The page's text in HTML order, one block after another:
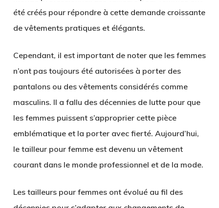
été créés pour répondre à cette demande croissante
de vêtements pratiques et élégants.
Cependant, il est important de noter que les femmes
n’ont pas toujours été autorisées à porter des
pantalons ou des vêtements considérés comme
masculins. Il a fallu des décennies de lutte pour que
les femmes puissent s’approprier cette pièce
emblématique et la porter avec fierté. Aujourd’hui,
le tailleur pour femme est devenu un vêtement
courant dans le monde professionnel et de la mode.
Les tailleurs pour femmes ont évolué au fil des